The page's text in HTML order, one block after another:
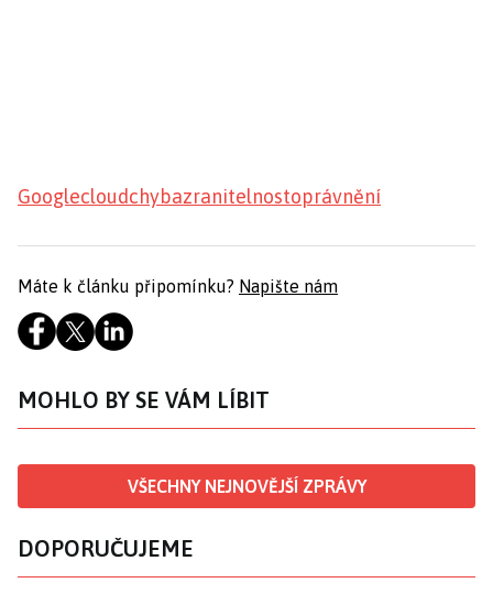
Googlecloudchybazranitelnostoprávnění
Máte k článku připomínku? Napište nám
MOHLO BY SE VÁM LÍBIT
VŠECHNY NEJNOVĚJŠÍ ZPRÁVY
DOPORUČUJEME